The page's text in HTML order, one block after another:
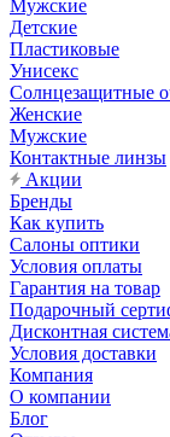
Мужские
Детские
Пластиковые
Унисекс
Солнцезащитные
Женские
Мужские
Контактные линзы
Акции
Бренды
Как купить
Салоны оптики
Условия оплаты
Гарантия на товар
Подарочный
Дисконтная
Условия доставки
Компания
О компании
Блог